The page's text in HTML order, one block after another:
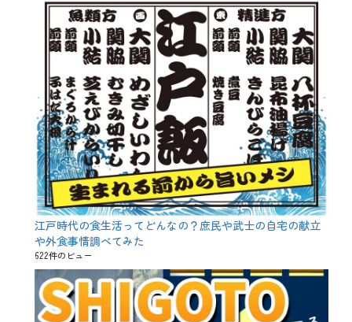
江戸時代の食生活ってどんなの？庶民や武士の自宅の献立
や外食事情調べてみた
622件のビュー